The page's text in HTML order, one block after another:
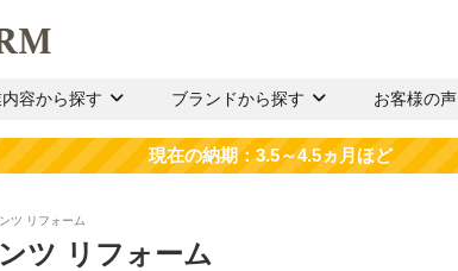
容から探す ブランドから探す お客様の声
ツ リフォーム
ツ リフォーム